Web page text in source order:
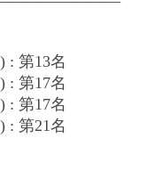
: 第13名
: 第17名
: 第17名
: 第21名